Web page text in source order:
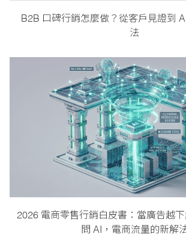
B2B 口碑行銷怎麼做？從客戶見證到
法
2026 電商零售行銷白皮書：當廣告越
問 AI，電商流量的新解